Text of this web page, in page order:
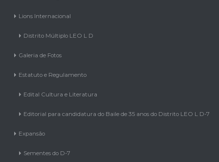
Lions Internacional
Distrito Múltiplo LEO L D
Galeria de Fotos
Estatuto e Regulamento
Edital Cultura e Literatura
Editorial para candidatura do Baile de 35 anos do Distrito LEO L D-7
Expansão
Sementes do D-7